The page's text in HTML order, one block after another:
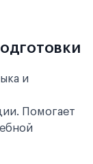
и
Помогает